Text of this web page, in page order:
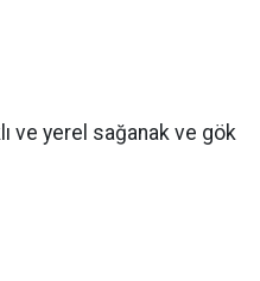
ve yerel sağanak ve gök